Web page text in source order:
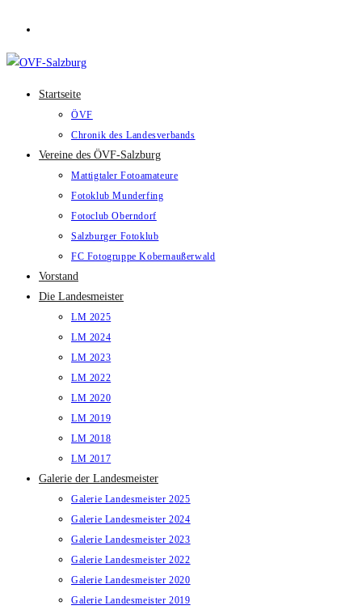
springen
Startseite
ÖVF
Chronik des Landesverbands
Vereine des ÖVF-Salzburg
Mattigtaler Fotoamateure
Fotoklub Munderfing
Fotoclub Oberndorf
Salzburger Fotoklub
FC Fotogruppe Kobernaußerwald
Vorstand
Die Landesmeister
LM 2025
LM 2024
LM 2023
LM 2022
LM 2020
LM 2019
LM 2018
LM 2017
Galerie der Landesmeister
Galerie Landesmeister 2025
Galerie Landesmeister 2024
Galerie Landesmeister 2023
Galerie Landesmeister 2022
Galerie Landesmeister 2020
Galerie Landesmeister 2019